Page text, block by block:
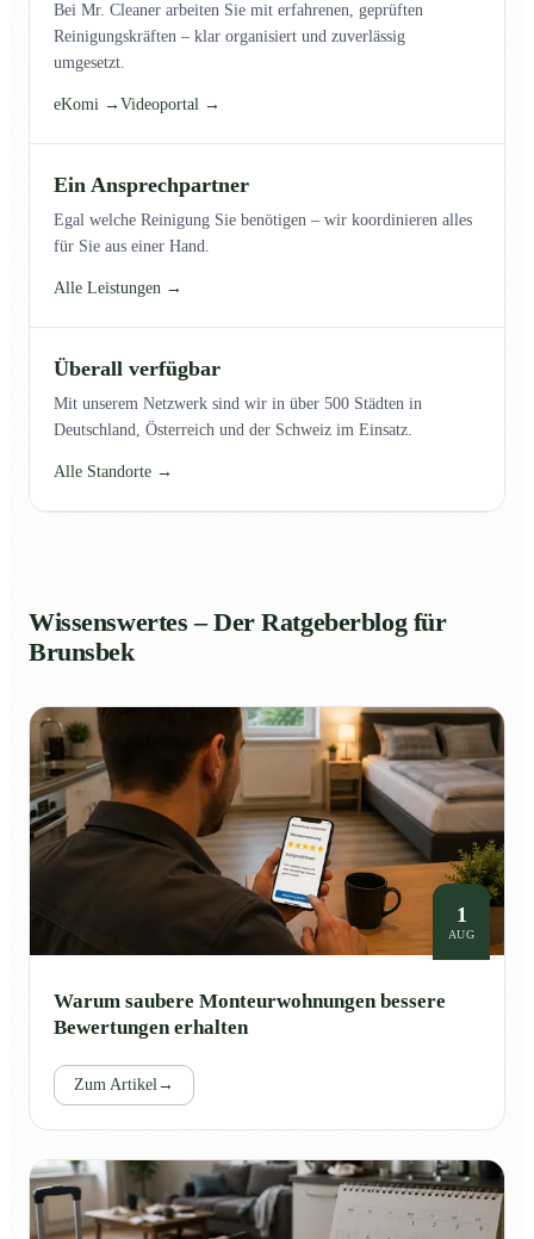
Bei Mr. Cleaner arbeiten Sie mit erfahrenen, geprüften
Reinigungskräften – klar organisiert und zuverlässig
umgesetzt.
eKomi → Videoportal →
Ein Ansprechpartner
Egal welche Reinigung Sie benötigen – wir koordinieren alles
für Sie aus einer Hand.
Alle Leistungen →
Überall verfügbar
Mit unserem Netzwerk sind wir in über 500 Städten in
Deutschland, Österreich und der Schweiz im Einsatz.
Alle Standorte →
Wissenswertes – Der Ratgeberblog für
Brunsbek
1
AUG
Warum saubere Monteurwohnungen bessere
Bewertungen erhalten
Zum Artikel→